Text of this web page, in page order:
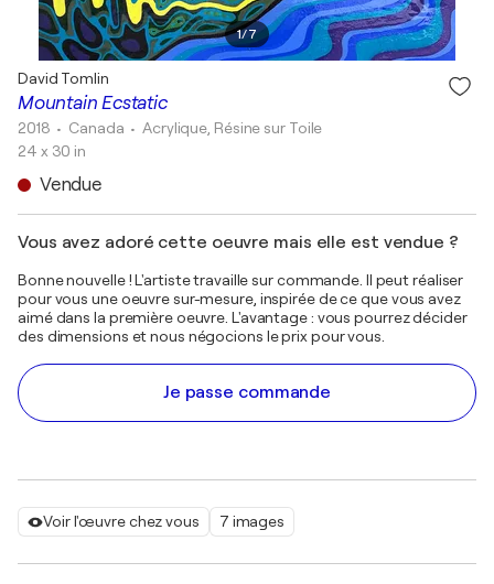
1/7
Voir l'œuvre chez vous 7 images
Mountain Ecstatic
David Tomlin
2018 • Canada •Acrylique, Résine sur Toile
24 x 30 in
Vendue
Vous avez adoré cette oeuvre mais elle est vendue ?
Bonne nouvelle ! L'artiste travaille sur commande. Il peut réaliser
pour vous une oeuvre sur-mesure, inspirée de ce que vous avez
aimé dans la première oeuvre. L'avantage : vous pourrez décider
des dimensions et nous négocions le prix pour vous.
Je passe commande